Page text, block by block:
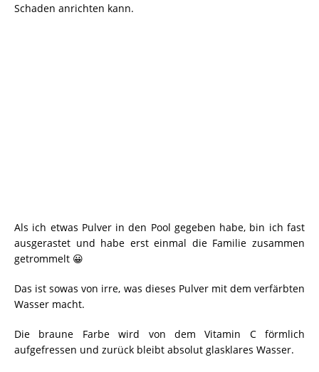
Schaden anrichten kann.
Als ich etwas Pulver in den Pool gegeben habe, bin ich fast
ausgerastet und habe erst einmal die Familie zusammen
getrommelt 😀
Das ist sowas von irre, was dieses Pulver mit dem verfärbten
Wasser macht.
Die braune Farbe wird von dem Vitamin C förmlich
aufgefressen und zurück bleibt absolut glasklares Wasser.